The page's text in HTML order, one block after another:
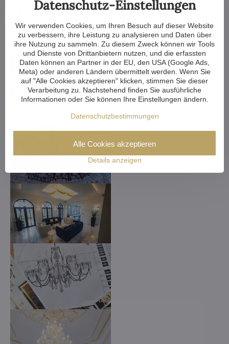
unserem Angebot individuell
gestalten.
Datenschutz-Einstellungen
Wir verwenden Cookies, um Ihren Besuch auf dieser Website
zu verbessern, ihre Leistung zu analysieren und Daten über
ihre Nutzung zu sammeln. Zu diesem Zweck können wir Tools
und Dienste von Drittanbietern nutzen, und die erfassten
Daten können an Partner in der EU, den USA (Google Ads,
Meta) oder anderen Ländern übermittelt werden. Wenn Sie
auf "Alle Cookies akzeptieren" klicken, stimmen Sie dieser
Verarbeitung zu. Nachstehend finden Sie ausführliche
Informationen oder Sie können Ihre Einstellungen ändern.
Datenschutzbestimmungen
Details anzeigen
Alle Cookies akzeptieren